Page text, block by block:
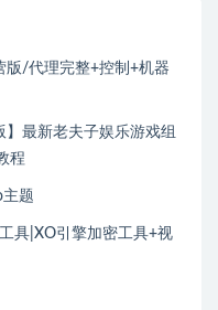
版/代理完整+控制+机器
最新老夫子娱乐游戏组
程
题
具|XO引擎加密工具+视